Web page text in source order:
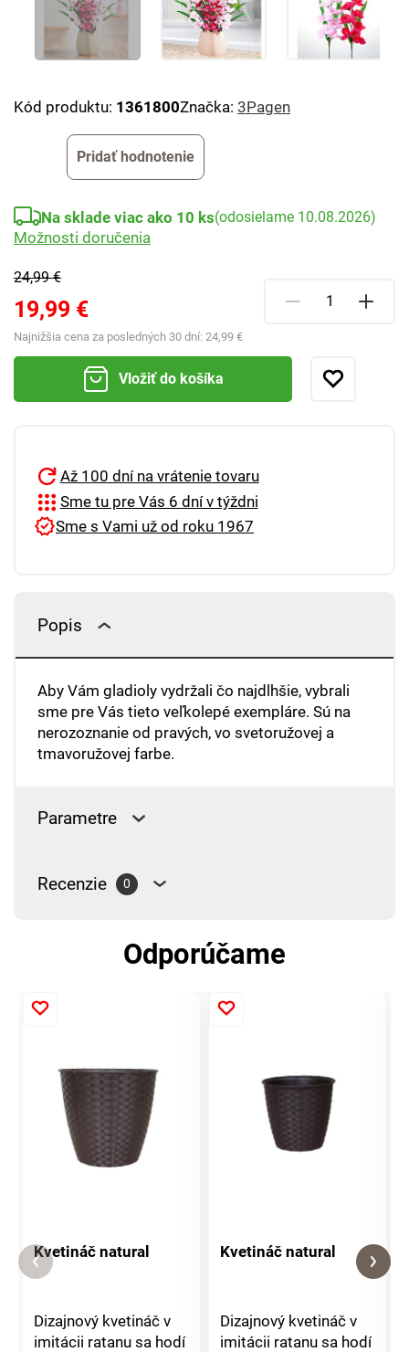
Kód produktu: 1361800Značka: 3Pagen
Pridať hodnotenie
24,99 €
19,99 €
Najnižšia cena za posledných 30 dní: 24,99 €
Na sklade viac ako 10 ks(odosielame 10.08.2026)
Možnosti doručenia
Vložiť do košíka
Až 100 dní na vrátenie tovaru
Sme tu pre Vás 6 dní v týždni
Sme s Vami už od roku 1967
Popis
Aby Vám gladioly vydržali čo najdlhšie, vybrali
sme pre Vás tieto veľkolepé exempláre. Sú na
nerozoznanie od pravých, vo svetoružovej a
tmavoružovej farbe.
Parametre
Recenzie 0
Odporúčame
Kvetináč natural
Dizajnový kvetináč v
imitácii ratanu sa hodí
Kvetináč natural
Dizajnový kvetináč v
imitácii ratanu sa hodí